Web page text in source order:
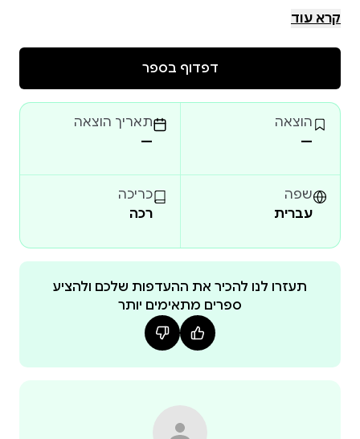
החיים בדרך צבעונית ומעניינת, מתובלת בהומור, בחריזה
זהו ספרה הראשון של סיגל רון, אשת חינוך וספרות
שמאוד אוהבת לחנך, ללמד ולפתח בילדים סקרנות
המצליח לרכישת קריאה, "רביעיות צלילים קמץ פתח",
יצאו לאור בדיוק מסיבות אלה – למידה מתוך הנאה
ועידוד קריאת ספרים בקרב ילדים.
קרא עוד
דפדוף בספר
הוצאה
—
תאריך הוצאה
—
שפה
עברית
כריכה
רכה
תעזרו לנו להכיר את ההעדפות שלכם ולהציע
ספרים מתאימים יותר